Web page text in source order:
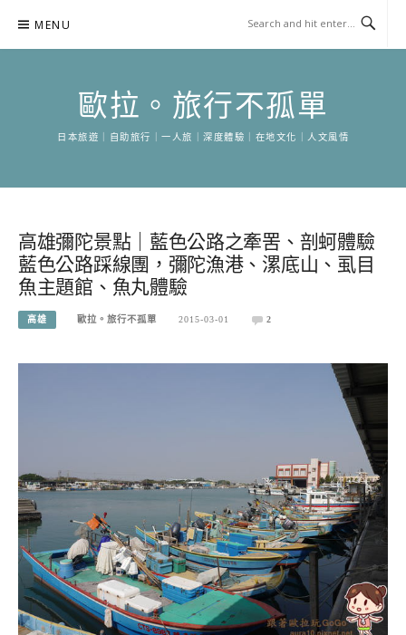
content
MENU
歐拉。旅行不孤單
日本旅遊｜自助旅行｜一人旅｜深度體驗｜在地文化｜人文風情
高雄彌陀景點｜藍色公路之牽罟、剖蚵體驗
藍色公路踩線團，彌陀漁港、漯底山、虱目
魚主題館、魚丸體驗
高雄 歐拉。旅行不孤單 2015-03-01 2